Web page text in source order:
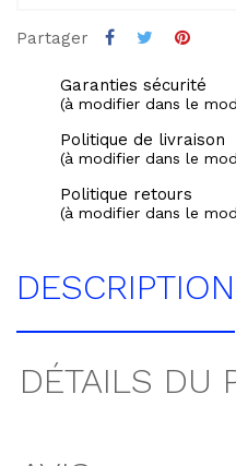
Partager
Garanties sécurité
(à modifier dans le
Politique de livraison
(à modifier dans le
Politique retours
(à modifier dans le
DESCRIPTION
DÉTAILS DU